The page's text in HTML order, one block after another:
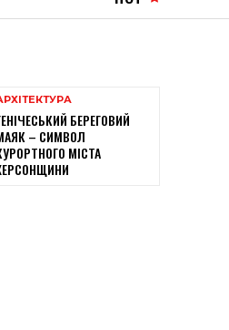
БЕРЕГОВИЙ
– СИМВОЛ
МІСТА